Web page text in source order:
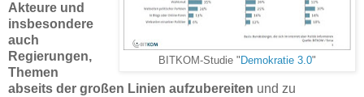
BITKOM-Studie " Demokratie 3.0"
Akteure und
insbesondere
auch
Regierungen,
Themen
abseits der großen Linien aufzubereiten und zu